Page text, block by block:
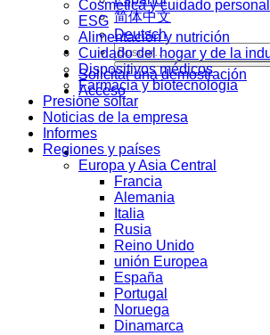
简体中文
Deutsch
Solicitar una demostración
Acceso
Cosmética y cuidado personal
ESG
Alimentación y nutrición
Cuidado del hogar y de la
Dispositivos médicos
Farmacia y biotecnología
Presione soltar
Noticias de la empresa
Informes
Regiones y países
Europa y Asia Central
Francia
Alemania
Italia
Rusia
Reino Unido
unión Europea
España
Portugal
Noruega
Dinamarca